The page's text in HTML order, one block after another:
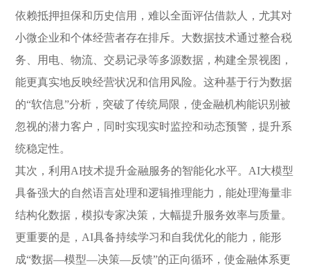
依赖抵押担保和历史信用，难以全面评估借款人，尤其对
小微企业和个体经营者存在排斥。大数据技术通过整合税
务、用电、物流、交易记录等多源数据，构建全景视图，
能更真实地反映经营状况和信用风险。这种基于行为数据
的“软信息”分析，突破了传统局限，使金融机构能识别被
忽视的潜力客户，同时实现实时监控和动态预警，提升系
统稳定性。
其次，利用AI技术提升金融服务的智能化水平。AI大模型
具备强大的自然语言处理和逻辑推理能力，能处理海量非
结构化数据，模拟专家决策，大幅提升服务效率与质量。
更重要的是，AI具备持续学习和自我优化的能力，能形
成“数据—模型—决策—反馈”的正向循环，使金融体系更